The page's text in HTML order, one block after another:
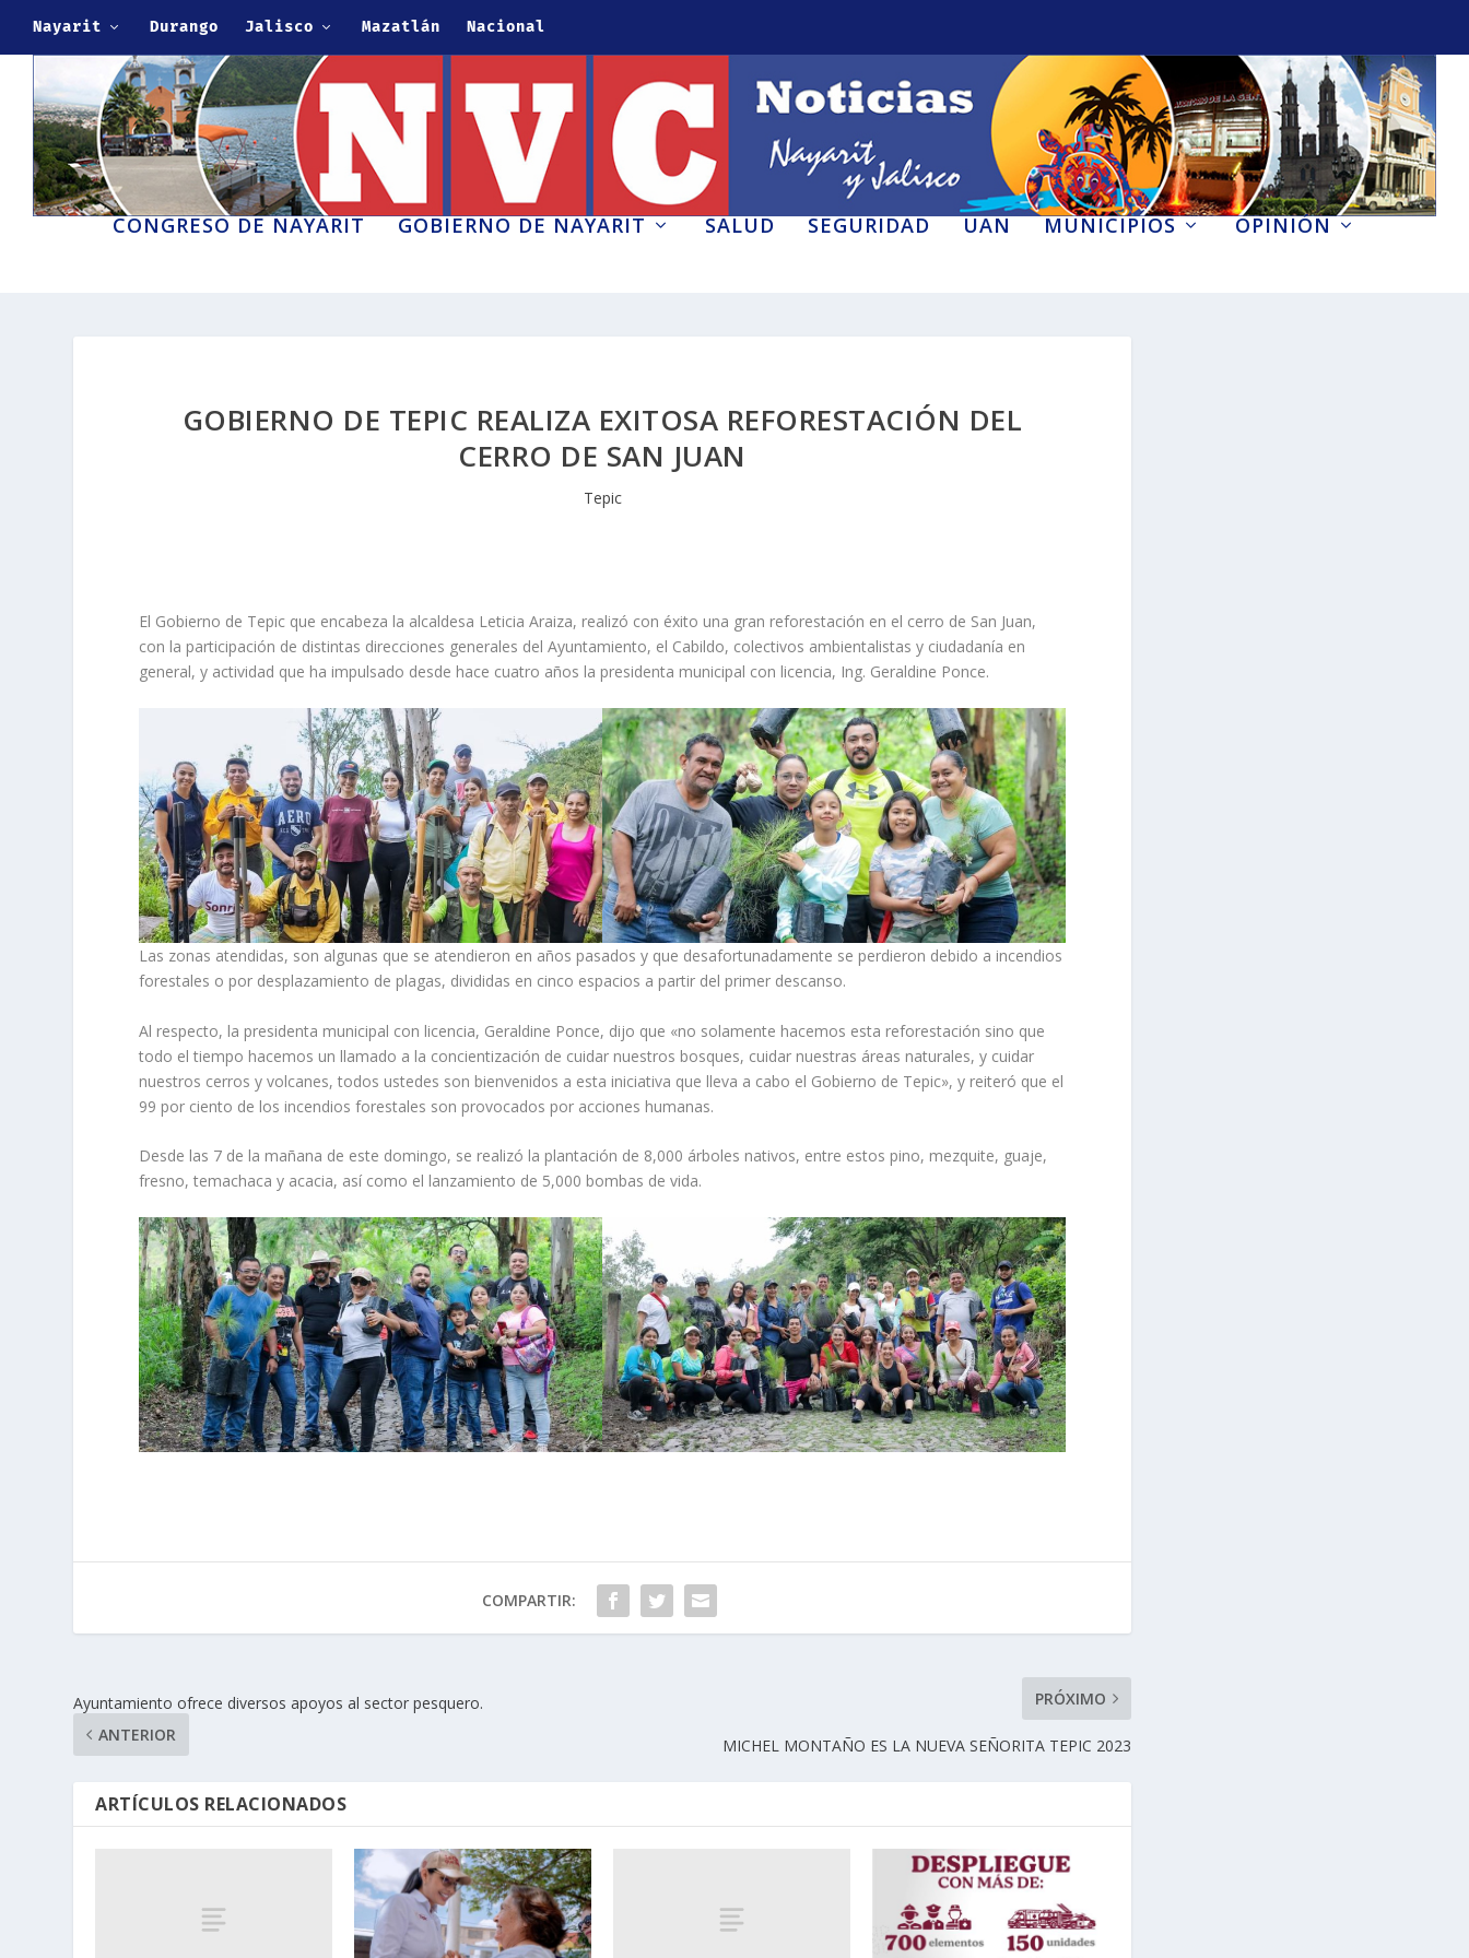
Nayarit Durango Jalisco Mazatlán Nacional
CONGRESO DE NAYARIT GOBIERNO DE NAYARIT SALUD SEGURIDAD UAN MUNICIPIOS OPINIÓN
GOBIERNO DE TEPIC REALIZA EXITOSA REFORESTACIÓN DEL
CERRO DE SAN JUAN
Tepic
El Gobierno de Tepic que encabeza la alcaldesa Leticia Araiza, realizó con éxito una gran reforestación en el cerro de San Juan,
con la participación de distintas direcciones generales del Ayuntamiento, el Cabildo, colectivos ambientalistas y ciudadanía en
general, y actividad que ha impulsado desde hace cuatro años la presidenta municipal con licencia, Ing. Geraldine Ponce.
Las zonas atendidas, son algunas que se atendieron en años pasados y que desafortunadamente se perdieron debido a incendios
forestales o por desplazamiento de plagas, divididas en cinco espacios a partir del primer descanso.
Al respecto, la presidenta municipal con licencia, Geraldine Ponce, dijo que «no solamente hacemos esta reforestación sino que
todo el tiempo hacemos un llamado a la concientización de cuidar nuestros bosques, cuidar nuestras áreas naturales, y cuidar
nuestros cerros y volcanes, todos ustedes son bienvenidos a esta iniciativa que lleva a cabo el Gobierno de Tepic», y reiteró que el
99 por ciento de los incendios forestales son provocados por acciones humanas.
Desde las 7 de la mañana de este domingo, se realizó la plantación de 8,000 árboles nativos, entre estos pino, mezquite, guaje,
fresno, temachaca y acacia, así como el lanzamiento de 5,000 bombas de vida.
COMPARTIR:
Ayuntamiento ofrece diversos apoyos al sector pesquero.
ANTERIOR
PRÓXIMO
MICHEL MONTAÑO ES LA NUEVA SEÑORITA TEPIC 2023
ARTÍCULOS RELACIONADOS